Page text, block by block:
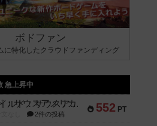
ボドファン
に特化したクラウドファンディング
急上昇中
552 PT
リワイルド：サウスアメリカ
2件の投稿